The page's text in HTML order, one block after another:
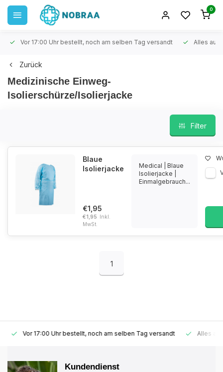
0
Vor 17:00 Uhr bestellt, noch am selben Tag versandt Alles auf
Zurück
Medizinische Einweg-
Isolierschürze/Isolierjacke
Filter
Blaue
Isolierjacke
€1,95
€1,95 Inkl.
MwSt.
Medical | Blaue
Isolierjacke |
Einmalgebrauch...
1
Vor 17:00 Uhr bestellt, noch am selben Tag versandt Alles auf
Kundendienst